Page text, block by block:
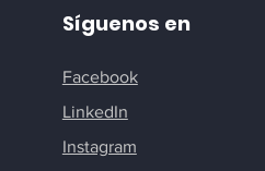
Síguenos en
Facebook
LinkedIn
Instagram